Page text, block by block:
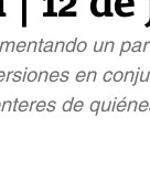
un
en
de